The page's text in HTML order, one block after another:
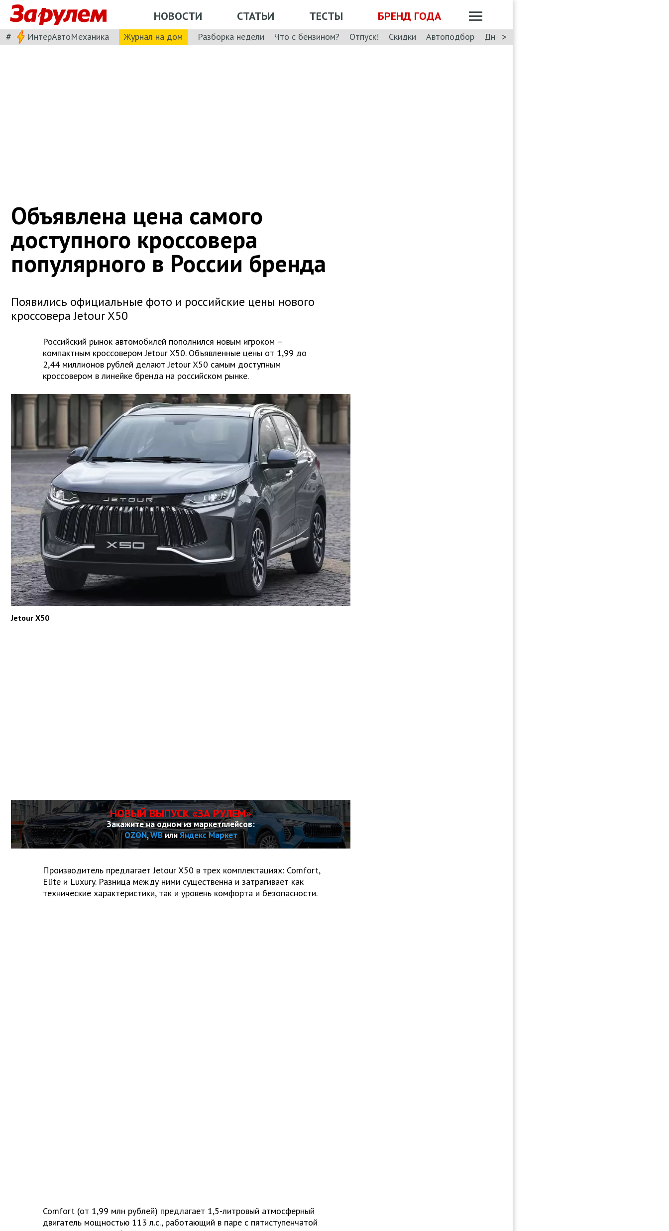
НОВОСТИ СТАТЬИ ТЕСТЫ БРЕНД ГОДА
# ИнтерАвтоМеханика Журнал на дом Разборка недели Что с бензином? Отпуск! Скидки Автоподбор Дневник: Лада Искра
>
Объявлена цена самого
доступного кроссовера
популярного в России бренда
Появились официальные фото и российские цены нового
кроссовера Jetour X50
Российский рынок автомобилей пополнился новым игроком –
компактным кроссовером Jetour X50. Объявленные цены от 1,99 до
2,44 миллионов рублей делают Jetour X50 самым доступным
кроссовером в линейке бренда на российском рынке.
Jetour X50
НОВЫЙ ВЫПУСК «ЗА РУЛЕМ»
Закажите на одном из маркетплейсов:
OZON,WBилиЯндекс Маркет
Производитель предлагает Jetour X50 в трех комплектациях: Comfort,
Elite и Luxury. Разница между ними существенна и затрагивает как
технические характеристики, так и уровень комфорта и безопасности.
Comfort (от 1,99 млн рублей) предлагает 1,5-литровый атмосферный
двигатель мощностью 113 л.с., работающий в паре с пятиступенчатой